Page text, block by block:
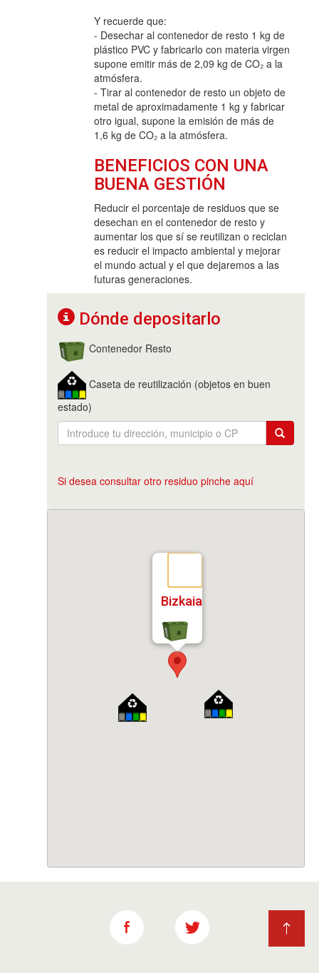
Y recuerde que:
- Desechar al contenedor de resto 1 kg de
plástico PVC y fabricarlo con materia virgen
supone emitir más de 2,09 kg de CO₂ a la
atmósfera.
- Tirar al contenedor de resto un objeto de
metal de aproximadamente 1 kg y fabricar
otro igual, supone la emisión de más de
1,6 kg de CO₂ a la atmósfera.
BENEFICIOS CON UNA
BUENA GESTIÓN
Reducir el porcentaje de residuos que se
desechan en el contenedor de resto y
aumentar los que sí se reutilizan o reciclan
es reducir el impacto ambiental y mejorar
el mundo actual y el que dejaremos a las
futuras generaciones.
Dónde depositarlo
Contenedor Resto
Caseta de reutilización (objetos en buen
estado)
Si desea consultar otro residuo pinche aquí
Bizkaia